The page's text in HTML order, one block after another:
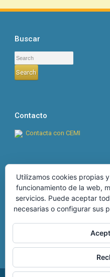
Buscar
Contacto
Contacta con CEMI
Cookies
POLÍTICA DE COOKIES
MÁS INFORMACIÓN SOBRE
Utilizamos cookies propias
funcionamiento de la web,
servicios. Puede aceptar
necesarias o configurar sus